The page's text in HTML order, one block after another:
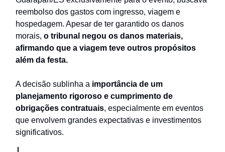
reembolso dos gastos com ingresso, viagem e
hospedagem. Apesar de ter garantido os danos
morais, o tribunal negou os danos materiais,
afirmando que a viagem teve outros propósitos
além da festa.
A decisão sublinha a importância de um
planejamento rigoroso e cumprimento de
obrigações contratuais, especialmente em eventos
que envolvem grandes expectativas e investimentos
significativos.